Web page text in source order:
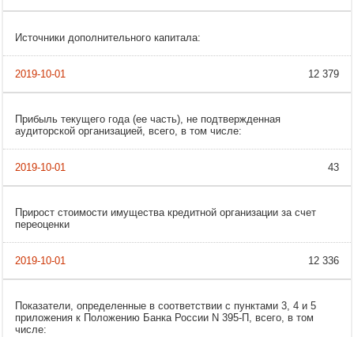
Источники дополнительного капитала:
12 379
Прибыль текущего года (ее часть), не подтвержденная
аудиторской организацией, всего, в том числе:
43
Прирост стоимости имущества кредитной организации за счет
переоценки
12 336
Показатели, определенные в соответствии с пунктами 3, 4 и 5
приложения к Положению Банка России N 395-П, всего, в том
числе: